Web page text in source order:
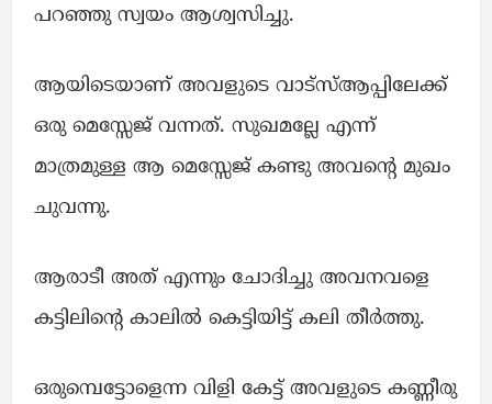
പറഞ്ഞു സ്വയം ആശ്വസിച്ചു.
ആയിടെയാണ് അവളുടെ വാട്സ്ആപ്പിലേക്ക്
ഒരു മെസ്സേജ് വന്നത്. സുഖമല്ലേ എന്ന്
മാത്രമുള്ള ആ മെസ്സേജ് കണ്ടു അവന്റെ മുഖം
ചുവന്നു.
ആരാടീ അത് എന്നും ചോദിച്ചു അവനവളെ
കട്ടിലിന്റെ കാലിൽ കെട്ടിയിട്ട് കലി തീർത്തു.
ഒരുമ്പെട്ടോളെന്ന വിളി കേട്ട് അവളുടെ കണ്ണീരു